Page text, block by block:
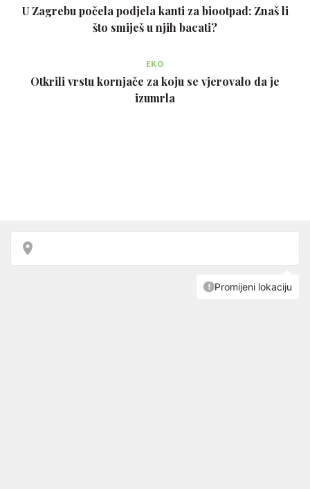
U Zagrebu počela podjela kanti za biootpad: Znaš li
što smiješ u njih bacati?
EKO
Otkrili vrstu kornjače za koju se vjerovalo da je
izumrla